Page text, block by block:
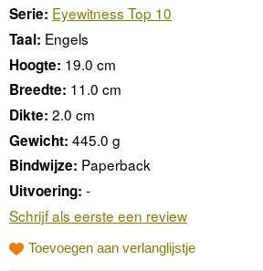
Serie: Eyewitness Top 10
Taal: Engels
Hoogte: 19.0 cm
Breedte: 11.0 cm
Dikte: 2.0 cm
Gewicht: 445.0 g
Bindwijze: Paperback
Uitvoering: -
Schrijf als eerste een review
Toevoegen aan verlanglijstje